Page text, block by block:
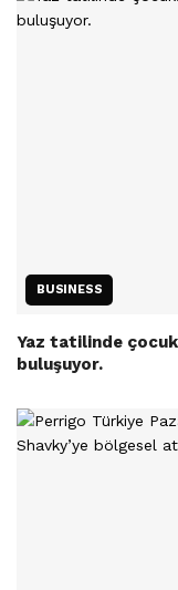
BUSINESS
Yaz tatilinde
buluşuyor.